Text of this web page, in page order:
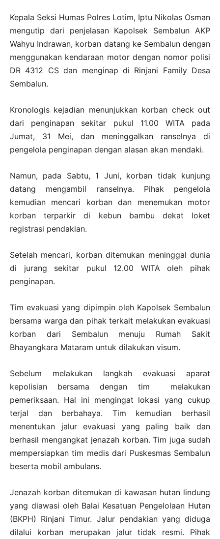
Kepala Seksi Humas Polres Lotim, Iptu Nikolas Osman
mengutip dari penjelasan Kapolsek Sembalun AKP
Wahyu Indrawan, korban datang ke Sembalun dengan
menggunakan kendaraan motor dengan nomor polisi
DR 4312 CS dan menginap di Rinjani Family Desa
Sembalun.
Kronologis kejadian menunjukkan korban check out
dari penginapan sekitar pukul 11.00 WITA pada
Jumat, 31 Mei, dan meninggalkan ranselnya di
pengelola penginapan dengan alasan akan mendaki.
Namun, pada Sabtu, 1 Juni, korban tidak kunjung
datang mengambil ranselnya. Pihak pengelola
kemudian mencari korban dan menemukan motor
korban terparkir di kebun bambu dekat loket
registrasi pendakian.
Setelah mencari, korban ditemukan meninggal dunia
di jurang sekitar pukul 12.00 WITA oleh pihak
penginapan.
Tim evakuasi yang dipimpin oleh Kapolsek Sembalun
bersama warga dan pihak terkait melakukan evakuasi
korban dari Sembalun menuju Rumah Sakit
Bhayangkara Mataram untuk dilakukan visum.
Sebelum melakukan langkah evakuasi aparat
kepolisian bersama dengan tim melakukan
pemeriksaan. Hal ini mengingat lokasi yang cukup
terjal dan berbahaya. Tim kemudian berhasil
menentukan jalur evakuasi yang paling baik dan
berhasil mengangkat jenazah korban. Tim juga sudah
mempersiapkan tim medis dari Puskesmas Sembalun
beserta mobil ambulans.
Jenazah korban ditemukan di kawasan hutan lindung
yang diawasi oleh Balai Kesatuan Pengelolaan Hutan
(BKPH) Rinjani Timur. Jalur pendakian yang diduga
dilalui korban merupakan jalur tidak resmi. Pihak